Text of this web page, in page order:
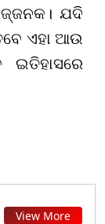
ଯଦି
ଏହା ଆଉ
ଇତିହାସରେ
View More